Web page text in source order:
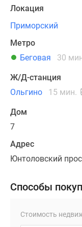
Локация
Приморский
Метро
Беговая
30
Ж/Д-станция
Ольгино
15 мин.
Дом
7
Адрес
Юнтоловский
Способы
Стоимость